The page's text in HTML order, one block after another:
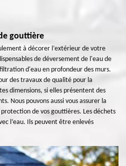
gouttière
à décorer l’extérieur de votre
de déversement de l'eau de
d'eau en profondeur des murs.
des travaux de qualité pour la
dimensions, si elles présentent des
Nous pouvons aussi vous assurer la
de vos gouttières. Les déchets
l’eau. Ils peuvent être enlevés